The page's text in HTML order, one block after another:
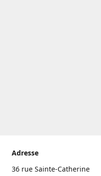
Adresse
36 rue Sainte-Catherine